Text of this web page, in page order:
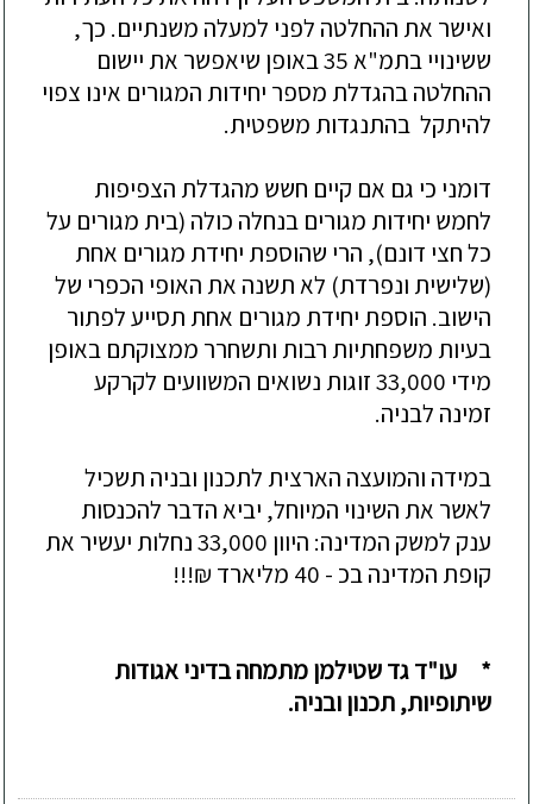
ואישר את ההחלטה לפני למעלה משנתיים. כך,
ששינוי
י בתמ"א 35 באופן שיאפשר את יישום
ההחלטה בהגדלת מספר יחידות המגורים אינו צפוי
להיתקל בהתנגדות משפטית.
דומני כי גם אם קיים חשש מהגדלת הצפיפות
לחמש יחידות מגורים בנחלה כולה (בית מגורים על
כל חצי דונם), הרי שהוספת יחידת מגורים אחת
(שלישית ונפרדת) לא תשנה את האופי הכפרי של
הישוב. הוספת יחידת מגורים אחת תסייע לפתור
בעיות משפחתיות רבות ותשחרר ממצוקתם באופן
מידי 33,000 זוגות נשואים המשוועים לקרקע
זמינה לבניה.
במידה והמועצה הארצית לתכנון ובניה תשכיל
לאשר את השינוי המיוחל, יביא הדבר להכנסות
ענק למשק המדינה: היוון 33,000 נחלות י
עשיר את
קופת המדינהבכ - 40 מליארד ₪ !!!
* עו"ד גד שטילמןמתמחה בדיני אגודות
שיתופיות,תכנון ובניה.